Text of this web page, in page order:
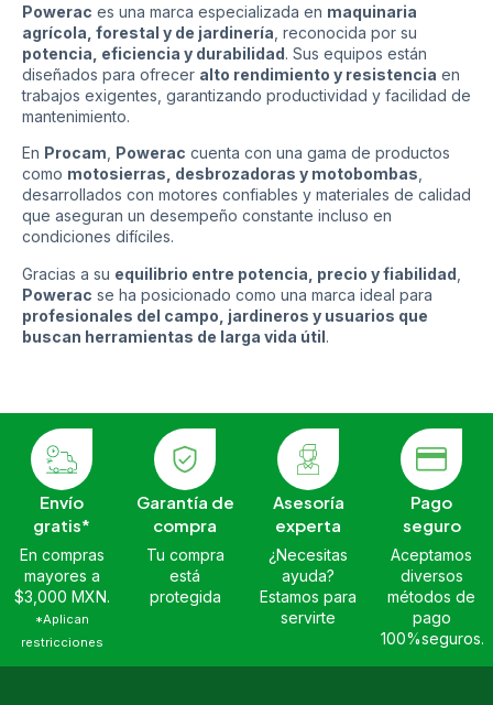
Powerac es una marca especializada en maquinaria
agrícola, forestal y de jardinería , reconocida por su
potencia, eficiencia y durabilidad. Sus equipos están
diseñados para ofrecer alto rendimiento y resistencia en
trabajos exigentes, garantizando productividad y facilidad de
mantenimiento.
En Procam Powerac cuenta con una gama de productos
como motosierras, desbrozadoras y motobombas
desarrollados con motores confiables y materiales de calidad
que aseguran un desempeño constante incluso en
condiciones difíciles.
Gracias a su equilibrio entre potencia, precio y fiabilidad
Powerac se ha posicionado como una marca ideal para
profesionales del campo, jardineros y usuarios que
buscan herramientas de larga vida útil.
Envío
gratis*
En compras
mayores a
$3,000 MXN.
*Aplican
restricciones
Garantía de
compra
Tu compra
está
protegida
Asesoría
experta
¿Necesitas
ayuda?
Estamos para
servirte
Pago
seguro
Aceptamos
diversos
métodos de
pago
100%seguros.